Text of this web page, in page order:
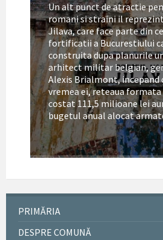
Un alt punct de atractie
romani si straini il
Jilava, care face parte din
fortificatii a Bucurestiului
construita dupa planurile
arhitect militar belgian,
Alexis Brialmont, incepand
vremea ei, reteaua
costat 111,5 milioane lei
bugetul anual alocat
PRIMĂRIA
DESPRE COMUNĂ